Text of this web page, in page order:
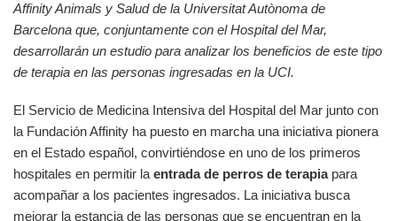
Affinity Animals y Salud de la Universitat Autònoma de
Barcelona que, conjuntamente con el Hospital del Mar,
desarrollarán un estudio para analizar los beneficios de este tipo
de terapia en las personas ingresadas en la UCI.
El Servicio de Medicina Intensiva del Hospital del Mar junto con
la Fundación Affinity ha puesto en marcha una iniciativa pionera
en el Estado español, convirtiéndose en uno de los primeros
hospitales en permitir la entrada de perros de terapia para
acompañar a los pacientes ingresados. La iniciativa busca
mejorar la estancia de las personas que se encuentran en la